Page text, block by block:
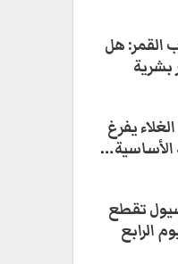
القمر: هل
بشرية
يفرغ
الأساسية…
تقطع
الرابع